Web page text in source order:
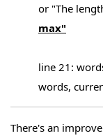
or "The
max"
line 21:
words,
There's an